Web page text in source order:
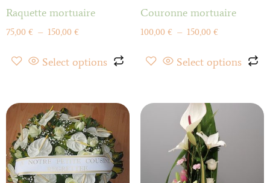
Raquette mortuaire
75,00 € – 150,00 €
Select options
Couronne mortuaire
100,00 € – 150,00 €
Select options